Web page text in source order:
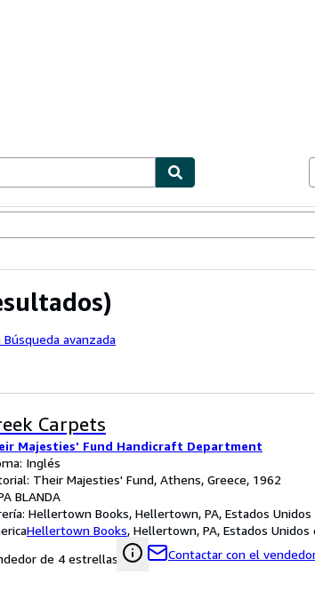
avanzada
Carpets
Majesties' Fund Handicraft Department
Inglés
Their Majesties' Fund, Athens, Greece, 1962
BLANDA
Hellertown Books, Hellertown, PA, Estados Unidos
Hellertown Books, Hellertown, PA, Estados Unidos
de 4 estrellas
Contactar con el